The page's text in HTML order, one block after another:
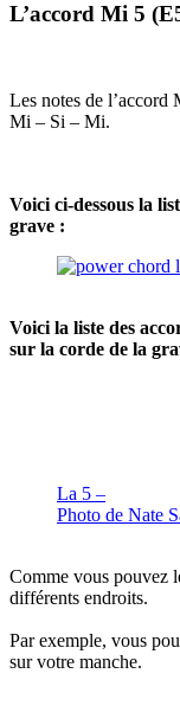
L’accord Mi 5
Les notes de l’accord
Mi – Si – Mi.
Voici ci-dessous la
grave :
Voici la liste des
sur la corde de la
La 5 –
Photo de Nate
Comme vous pouvez
différents endroits.
Par exemple, vous
sur votre manche.